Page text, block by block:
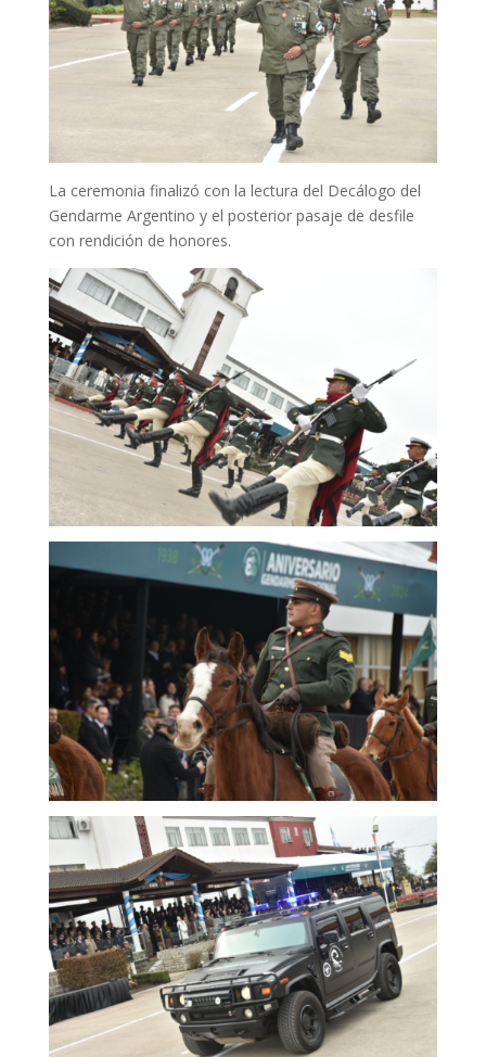
La ceremonia finalizó con la lectura del Decálogo del
Gendarme Argentino y el posterior pasaje de desfile
con rendición de honores.